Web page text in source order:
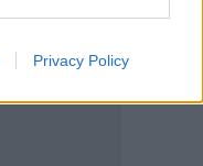
Privacy Policy